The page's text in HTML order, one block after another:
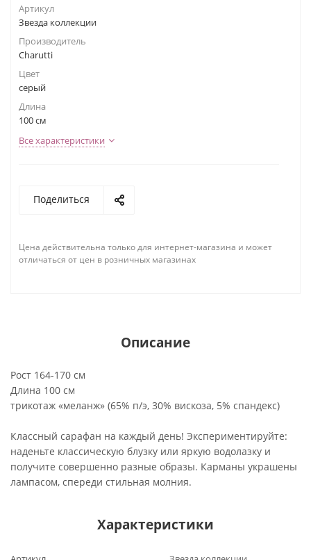
Артикул
Звезда коллекции
Производитель
Charutti
Цвет
серый
Длина
100 см
Все характеристики
Поделиться
Цена действительна только для интернет-магазина и может
отличаться от цен в розничных магазинах
Описание
Рост 164-170 см
Длина 100 см
трикотаж «меланж» (65% п/э, 30% вискоза, 5% спандекс)
Классный сарафан на каждый день! Экспериментируйте:
наденьте классическую блузку или яркую водолазку и
получите совершенно разные образы. Карманы украшены
лампасом, спереди стильная молния.
Характеристики